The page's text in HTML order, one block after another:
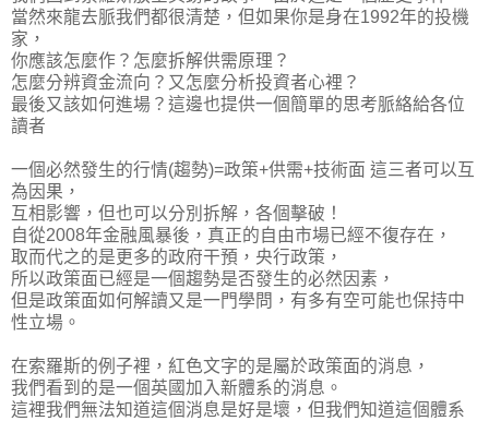
當然來龍去脈我們都很清楚，但如果你是身在1992年的投機
家，
你應該怎麼作？怎麼拆解供需原理？
怎麼分辨資金流向？又怎麼分析投資者心裡？
最後又該如何進場？這邊也提供一個簡單的思考脈絡給各位
讀者
一個必然發生的行情(趨勢)=政策+供需+技術面 這三者可以互
為因果，
互相影響，但也可以分別拆解，各個擊破！
自從2008年金融風暴後，真正的自由市場已經不復存在，
取而代之的是更多的政府干預，央行政策，
所以政策面已經是一個趨勢是否發生的必然因素，
但是政策面如何解讀又是一門學問，有多有空可能也保持中
性立場。
在索羅斯的例子裡，紅色文字的是屬於政策面的消息，
我們看到的是一個英國加入新體系的消息。
這裡我們無法知道這個消息是好是壞，但我們知道這個體系